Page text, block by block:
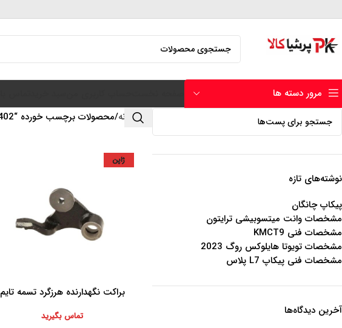
مرور دسته ها
نوشته‌های تازه
پیکاپ چانگان
مشخصات وانت میتسوبیشی ترایتون
مشخصات فنی KMCT9
مشخصات تویوتا هایلوکس روگ 2023
مشخصات فنی پیکاپ L7 پلاس
آخرین دیدگاه‌ها
خانه محصولات برچسب خورده “MD170402”
ژاپن
اطلاعات بیشتر
براکت نگهدارنده هرزگرد تسمه تایم
تماس بگیرید